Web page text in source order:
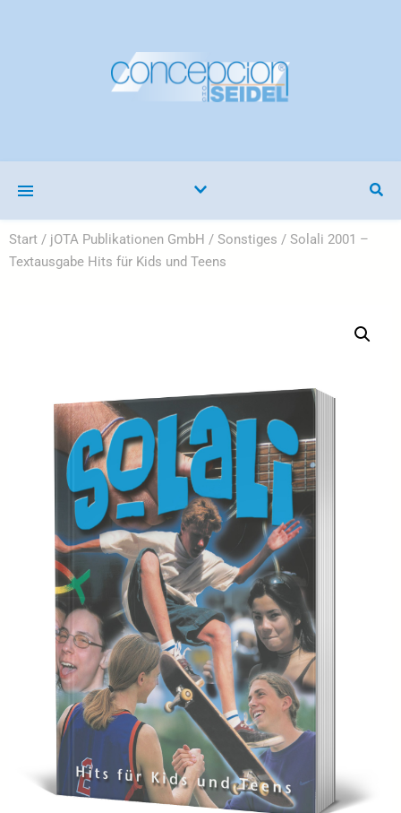
Start / jOTA Publikationen GmbH / Sonstiges / Solali 2001 –
Textausgabe Hits für Kids und Teens